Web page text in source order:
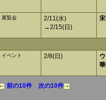
展覧会
2/11(水)
→2/15(日)
イベント 2/8(日)
前の10件 次の10件